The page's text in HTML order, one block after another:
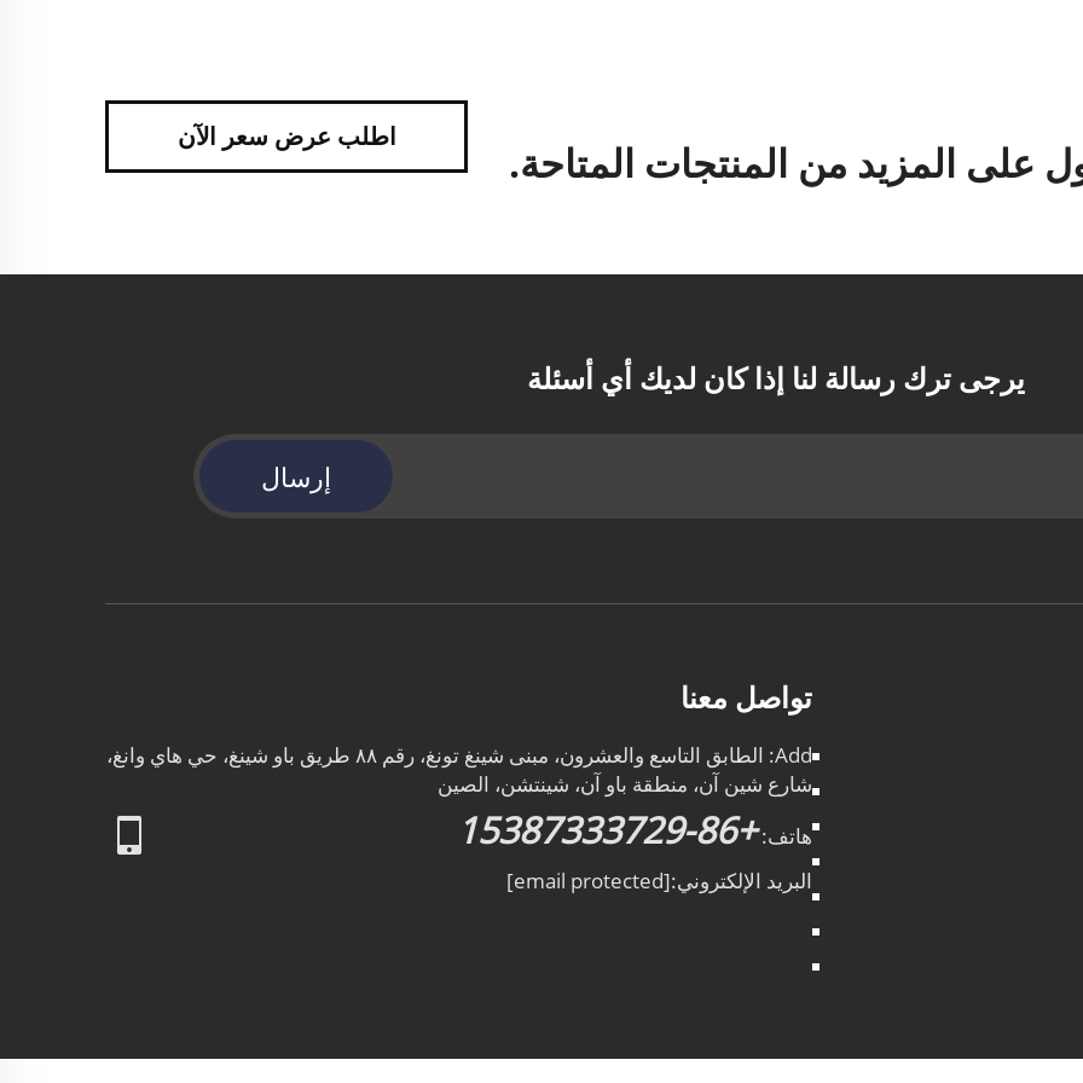
على المزيد من المنتجات المتاحة.
اطلب عرض سعر الآن
يرجى ترك رسالة لنا إذا كان لديك أي أسئلة
إرسال
تواصل معنا
Add: الطابق التاسع والعشرون، مبنى شينغ تونغ، رقم ٨٨ طريق باو شينغ، حي هاي وانغ،
شارع شين آن، منطقة باو آن، شينتشن، الصين
هاتف: +86-15387333729
البريد الإلكتروني:[email protected]